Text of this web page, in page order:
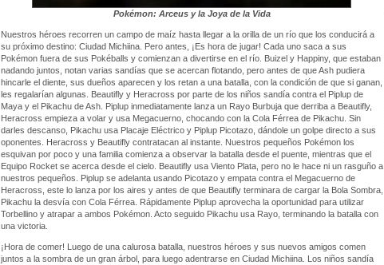
Pokémon: Arceus y la Joya de la Vida
Nuestros héroes recorren un campo de maíz hasta llegar a la orilla de un río que los conducirá a
su próximo destino: Ciudad Michiina. Pero antes, ¡Es hora de jugar! Cada uno saca a sus
Pokémon fuera de sus Pokéballs y comienzan a divertirse en el río. Buizel y Happiny, que estaban
nadando juntos, notan varias sandías que se acercan flotando, pero antes de que Ash pudiera
hincarle el diente, sus dueños aparecen y los retan a una batalla, con la condición de que si ganan,
les regalarían algunas. Beautifly y Heracross por parte de los niños sandía contra el Piplup de
Maya y el Pikachu de Ash. Piplup inmediatamente lanza un Rayo Burbuja que derriba a Beautifly,
Heracross empieza a volar y usa Megacuerno, chocando con la Cola Férrea de Pikachu. Sin
darles descanso, Pikachu usa Placaje Eléctrico y Piplup Picotazo, dándole un golpe directo a sus
oponentes. Heracross y Beautifly contratacan al instante. Nuestros pequeños Pokémon los
esquivan por poco y una familia comienza a observar la batalla desde el puente, mientras que el
Equipo Rocket se acerca desde el cielo. Beautifly usa Viento Plata, pero no le hace ni un rasguño a
nuestros pequeños. Piplup se adelanta usando Picotazo y empata contra el Megacuerno de
Heracross, este lo lanza por los aires y antes de que Beautifly terminara de cargar la Bola Sombra,
Pikachu la desvía con Cola Férrea. Rápidamente Piplup aprovecha la oportunidad para utilizar
Torbellino y atrapar a ambos Pokémon. Acto seguido Pikachu usa Rayo, terminando la batalla con
una victoria.
¡Hora de comer! Luego de una calurosa batalla, nuestros héroes y sus nuevos amigos comen
juntos a la sombra de un gran árbol, para luego adentrarse en Ciudad Michiina. Los niños sandía